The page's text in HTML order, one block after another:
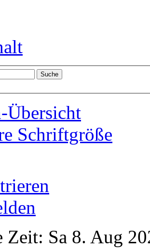
Übersicht
Schriftgröße
Zeit: Sa 8. Aug